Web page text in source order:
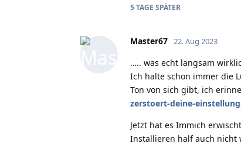
5 TAGE SPÄTER
Master67 22. Aug 2023
….. was echt langsam
Ich halte schon immer die
Ton von sich gibt, ich
zerstoert-deine-
Jetzt hat es Immich
Installieren half auch nicht